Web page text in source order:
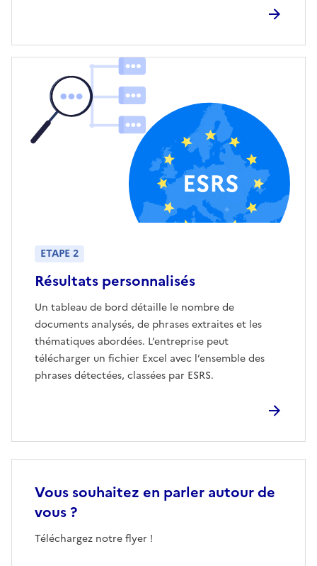
Résultats personnalisés
Un tableau de bord détaille le nombre de
documents analysés, de phrases extraites et les
thématiques abordées. L’entreprise peut
télécharger un fichier Excel avec l’ensemble des
phrases détectées, classées par ESRS.
ETAPE 2
Vous souhaitez en parler autour de
vous ?
Téléchargez notre flyer !